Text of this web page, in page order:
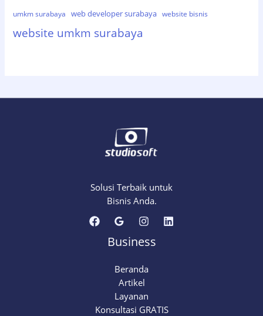
umkm surabaya web developer surabaya website bisnis
website umkm surabaya
Solusi Terbaik untuk
Bisnis Anda.
Business
Beranda
Artikel
Layanan
Konsultasi GRATIS